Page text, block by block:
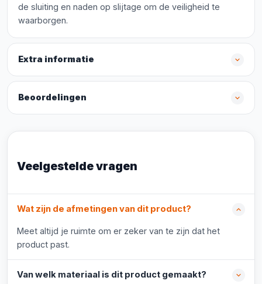
de sluiting en naden op slijtage om de veiligheid te
waarborgen.
Extra informatie
Beoordelingen
Veelgestelde vragen
Wat zijn de afmetingen van dit product?
Meet altijd je ruimte om er zeker van te zijn dat het
product past.
Van welk materiaal is dit product gemaakt?